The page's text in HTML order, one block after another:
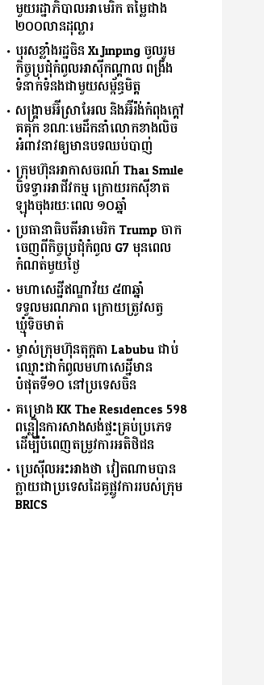
មួយរដ្ឋាភិបាលអាមេរិក តម្លៃជាង
២០០លានដុល្លារ
បុរសខ្លាំងរដ្ឋចិន Xi Jinping ចូលរួម
កិច្ចប្រជុំកំពូលអាស៊ីកណ្ដាល ពង្រឹង
ទំនាក់ទំនងជាមួយសម្ព័ន្ធមិត្ត
សង្គ្រាមអ៊ីស្រាអែល និងអ៊ីរ៉ង់កំពុងក្ដៅ
គគុក ខណៈមេដឹកនាំលោកខាងលិច
អំពាវនាវឲ្យមានបទឈប់បាញ់
ក្រុមហ៊ុនអាកាសចរណ៍ Thai Smile
បិទទ្វារអាជីវកម្ម ក្រោយរកស៊ីខាត
ឡុងចុងរយៈពេល ១០ឆ្នាំ
ប្រធានាធិបតីអាមេរិក Trump ចាក
ចេញពីកិច្ចប្រជុំកំពូល G7 មុនពេល
កំណត់មួយថ្ងៃ
មហាសេដ្ឋីឥណ្ឌាវ័យ ៥៣ឆ្នាំ
ទទួលមរណភាព ក្រោយត្រូវសត្វ
ឃ្មុំទិចមាត់
ម្ចាស់ក្រុមហ៊ុនតុក្កតា Labubu ជាប់
ឈ្មោះជាកំពូលមហាសេដ្ឋីមាន
បំផុតទី១០ នៅប្រទេសចិន
គម្រោង KK The Residences 598
ពន្លឿនការសាងសង់ផ្ទះគ្រប់ប្រភេទ
ដើម្បីបំពេញតម្រូវការអតិថិជន
ប្រេស៊ីលអះអាងថា វៀតណាមបាន
ក្លាយជាប្រទេសដៃគូផ្លូវការរបស់ក្រុម
BRICS